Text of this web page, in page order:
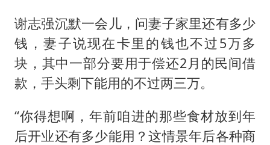
谢志强沉默一会儿，问妻子家里还有多少
钱，妻子说现在卡里的钱也不过5万多
块，其中一部分要用于偿还2月的民间借
款，手头剩下能用的不过两三万。
“你得想啊，年前咱进的那些食材放到年
后开业还有多少能用？这情景年后各种商